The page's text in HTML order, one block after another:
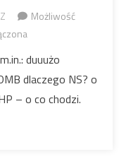
Możliwość
duuużo
dlaczego NS? o
– o co chodzi.